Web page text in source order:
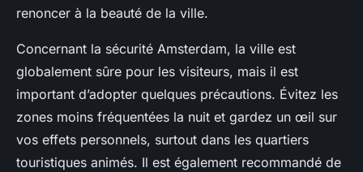
renoncer à la beauté de la ville.
Concernant la sécurité Amsterdam, la ville est
globalement sûre pour les visiteurs, mais il est
important d’adopter quelques précautions. Évitez les
zones moins fréquentées la nuit et gardez un œil sur
vos effets personnels, surtout dans les quartiers
touristiques animés. Il est également recommandé de